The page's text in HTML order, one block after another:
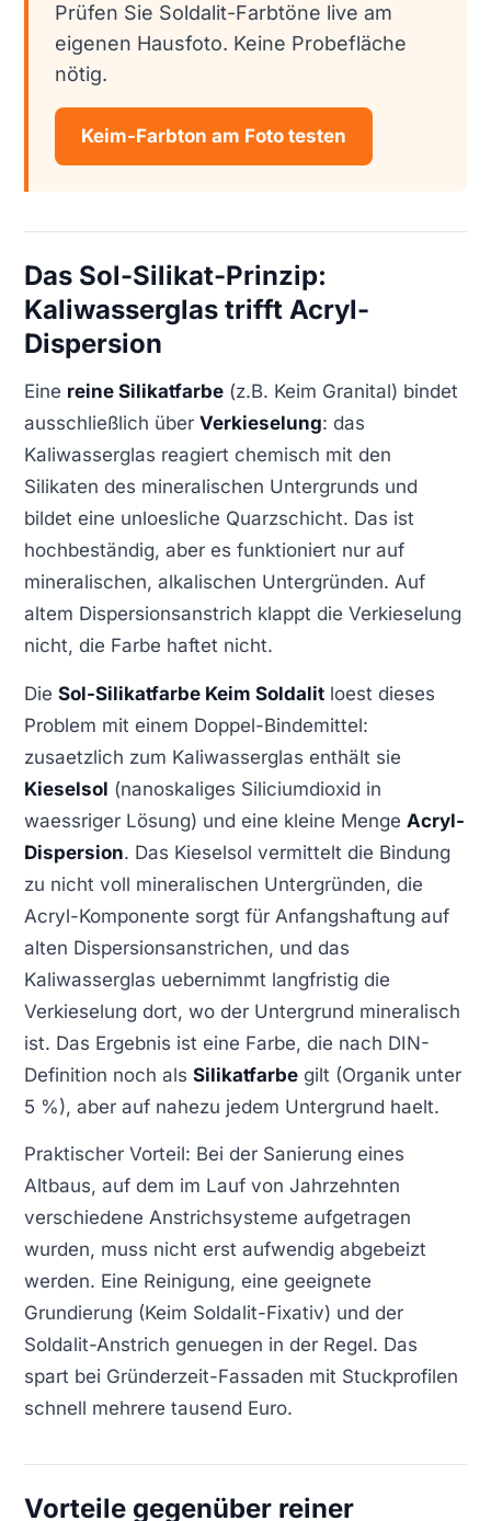
Prüfen Sie Soldalit-Farbtöne live am
eigenen Hausfoto. Keine Probefläche
nötig.
Keim-Farbton am Foto testen
Das Sol-Silikat-Prinzip:
Kaliwasserglas trifft Acryl-
Dispersion
Eine reine Silikatfarbe (z.B. Keim Granital) bindet
ausschließlich über Verkieselung: das
Kaliwasserglas reagiert chemisch mit den
Silikaten des mineralischen Untergrunds und
bildet eine unloesliche Quarzschicht. Das ist
hochbeständig, aber es funktioniert nur auf
mineralischen, alkalischen Untergründen. Auf
altem Dispersionsanstrich klappt die Verkieselung
nicht, die Farbe haftet nicht.
Die Sol-Silikatfarbe Keim Soldalit loest dieses
Problem mit einem Doppel-Bindemittel:
zusaetzlich zum Kaliwasserglas enthält sie
Kieselsol (nanoskaliges Siliciumdioxid in
waessriger Lösung) und eine kleine Menge Acryl-
Dispersion. Das Kieselsol vermittelt die Bindung
zu nicht voll mineralischen Untergründen, die
Acryl-Komponente sorgt für Anfangshaftung auf
alten Dispersionsanstrichen, und das
Kaliwasserglas uebernimmt langfristig die
Verkieselung dort, wo der Untergrund mineralisch
ist. Das Ergebnis ist eine Farbe, die nach DIN-
Definition noch als Silikatfarbe gilt (Organik unter
5 %), aber auf nahezu jedem Untergrund haelt.
Praktischer Vorteil: Bei der Sanierung eines
Altbaus, auf dem im Lauf von Jahrzehnten
verschiedene Anstrichsysteme aufgetragen
wurden, muss nicht erst aufwendig abgebeizt
werden. Eine Reinigung, eine geeignete
Grundierung (Keim Soldalit-Fixativ) und der
Soldalit-Anstrich genuegen in der Regel. Das
spart bei Gründerzeit-Fassaden mit Stuckprofilen
schnell mehrere tausend Euro.
Vorteile gegenüber reiner